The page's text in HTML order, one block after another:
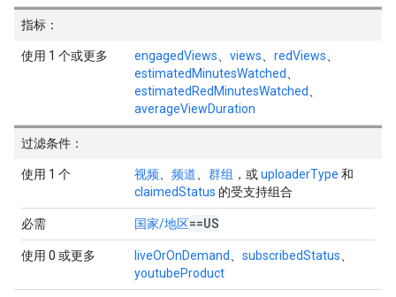
指标：
使用 1 个或更多 engagedViews views redViews
estimatedMinutesWatched
estimatedRedMinutesWatched
averageViewDuration
过滤条件：
使用 1 个 视频 频道 群组 ，或uploaderType 和
claimedStatus 的受支持组合
必需 国家/地区==US
使用 0 或更多 liveOrOnDemand subscribedStatus
youtubeProduct